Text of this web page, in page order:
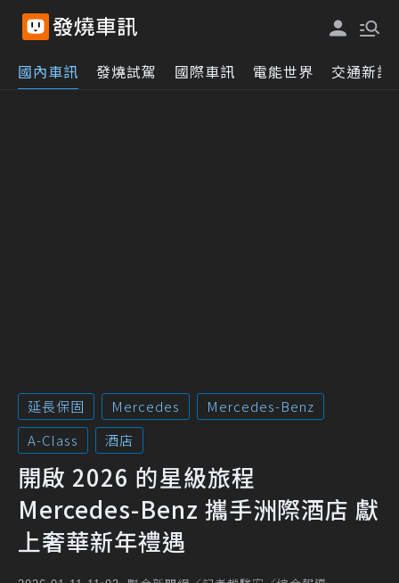
國內車訊 發燒試駕 國際車訊 電能世界 交通新訊
延長保固 Mercedes
Mercedes-Benz
A-Class
酒店
開啟 2026 的星級旅程
Mercedes-Benz 攜手洲際酒店 獻
上奢華新年禮遇